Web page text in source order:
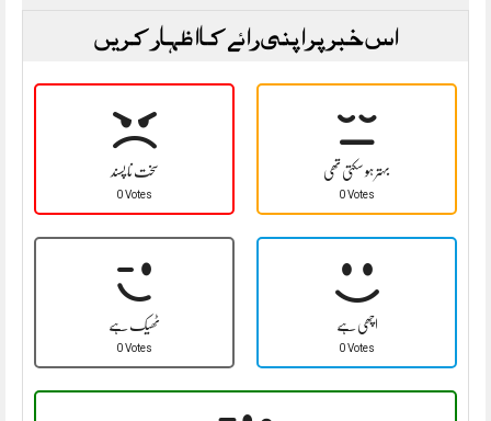
اس خبر پر اپنی رائے کا اظہار کریں
سخت نا پسند
0 Votes
بہتر ہو سکتی تھی
0 Votes
ٹھیک ہے
0 Votes
اچھی ہے
0 Votes